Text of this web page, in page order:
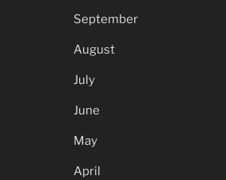
September
August
July
June
May
April